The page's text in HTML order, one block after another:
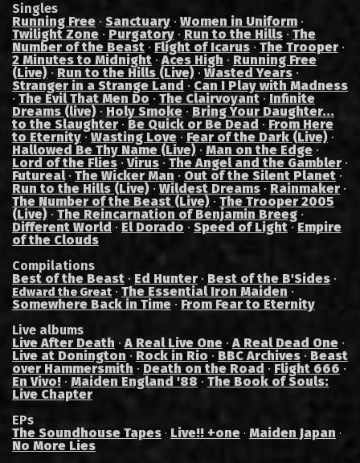
Singles
Running Free · Sanctuary · Women in Uniform ·
Twilight Zone · Purgatory · Run to the Hills · The
Number of the Beast · Flight of Icarus · The Trooper ·
2 Minutes to Midnight ·Aces High · Running Free
(Live) · Run to the Hills (Live) · Wasted Years ·
Stranger in a Strange Land · Can I Play with Madness
· The Evil That Men Do · The Clairvoyant · Infinite
Dreams (live) · Holy Smoke · Bring Your Daughter...
to the Slaughter · Be Quick or Be Dead · From Here
to Eternity·Wasting Love · Fear of the Dark (Live) ·
Hallowed Be Thy Name (Live) · Man on the Edge ·
Lord of the Flies ·Virus · The Angel and the Gambler ·
Futureal· The Wicker Man · Out of the Silent Planet ·
Run to the Hills (Live) · Wildest Dreams · Rainmaker ·
The Number of the Beast (Live) · The Trooper 2005
(Live) · The Reincarnation of Benjamin Breeg ·
Different World · El Dorado · Speed of Light·Empire
of the Clouds
Compilations
Best of the Beast · Ed Hunter · Best of the B'Sides ·
Edward the Great · The Essential Iron Maiden ·
Somewhere Back in Time · From Fear to Eternity
Live albums
Live After Death ·A Real Live One ·A Real Dead One ·
Live at Donington · Rock in Rio · BBC Archives · Beast
over Hammersmith · Death on the Road · Flight 666 ·
En Vivo! · Maiden England '88 · The Book of Souls:
Live Chapter
EPs
The Soundhouse Tapes · Live!! +one · Maiden Japan ·
No More Lies